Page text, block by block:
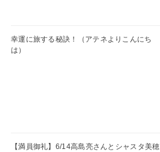
幸運に旅する秘訣！（アテネよりこんにち
は）
【満員御礼】6/14高島亮さんとシャスタ美穂